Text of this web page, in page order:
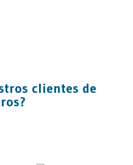
clientes de